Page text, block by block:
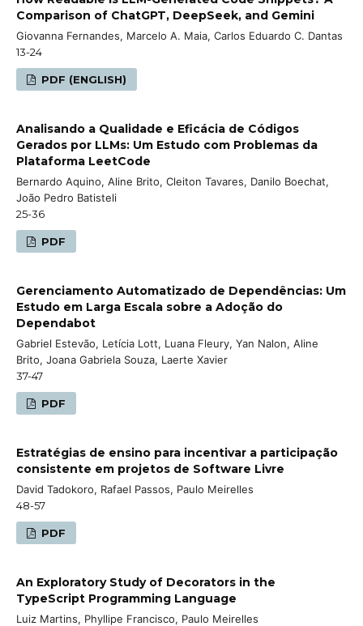
Comparison of ChatGPT, DeepSeek, and Gemini
Giovanna Fernandes, Marcelo A. Maia, Carlos Eduardo C. Dantas
13-24
PDF (ENGLISH)
Analisando a Qualidade e Eficácia de Códigos
Gerados por LLMs: Um Estudo com Problemas da
Plataforma LeetCode
Bernardo Aquino, Aline Brito, Cleiton Tavares, Danilo Boechat,
João Pedro Batisteli
25-36
PDF
Gerenciamento Automatizado de Dependências: Um
Estudo em Larga Escala sobre a Adoção do
Dependabot
Gabriel Estevão, Letícia Lott, Luana Fleury, Yan Nalon, Aline
Brito, Joana Gabriela Souza, Laerte Xavier
37-47
PDF
Estratégias de ensino para incentivar a participação
consistente em projetos de Software Livre
David Tadokoro, Rafael Passos, Paulo Meirelles
48-57
PDF
An Exploratory Study of Decorators in the
TypeScript Programming Language
Luiz Martins, Phyllipe Francisco, Paulo Meirelles